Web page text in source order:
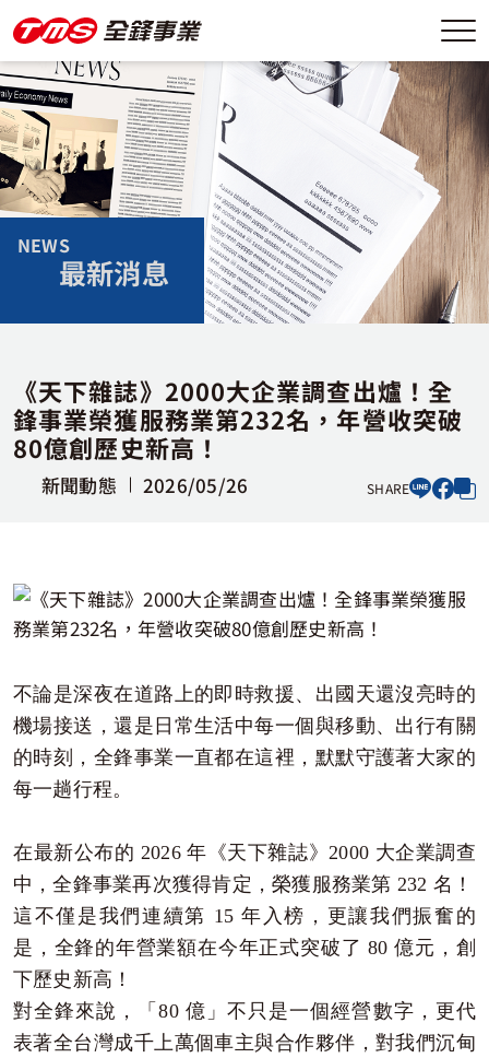
道路救援用戶專區
NEWS
最新消息
《天下雜誌》2000大企業調查出爐！全
鋒事業榮獲服務業第232名，年營收突破
80億創歷史新高！
新聞動態 2026/05/26 SHARE
不論是深夜在道路上的即時救援、出國天還沒亮時的
機場接送，還是日常生活中每一個與移動、出行有關
的時刻，全鋒事業一直都在這裡，默默守護著大家的
每一趟行程。
在最新公布的 2026 年《天下雜誌》2000 大企業調查
中，全鋒事業再次獲得肯定，榮獲服務業第 232 名！
這不僅是我們連續第 15 年入榜，更讓我們振奮的
是，全鋒的年營業額在今年正式突破了 80 億元，創
下歷史新高！
對全鋒來說，「80 億」不只是一個經營數字，更代
表著全台灣成千上萬個車主與合作夥伴，對我們沉甸